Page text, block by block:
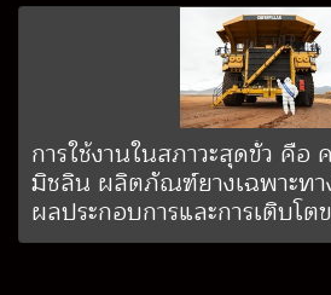
การใช้งานในสภาวะสุดขั้ว คือ
มิชลิน ผลิตภัณฑ์ยางเฉพาะท
ผลประกอบการและการเติบโ